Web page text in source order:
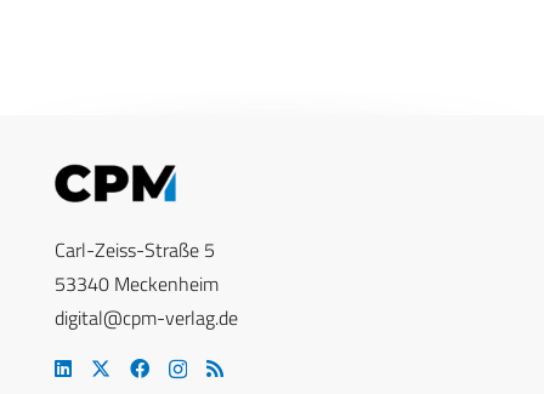
Carl-Zeiss-Straße 5
53340 Meckenheim
digital@cpm-verlag.de